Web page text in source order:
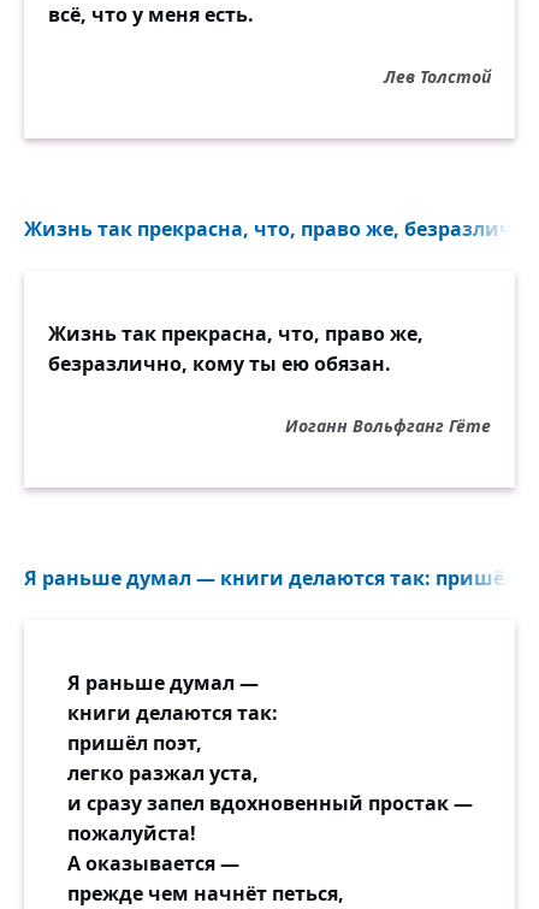
всё, что у меня есть.
Лев Толстой
Жизнь так прекрасна, что, право же,
Жизнь так прекрасна, что, право же,
безразлично, кому ты ею обязан.
Иоганн Вольфганг Гёте
Я раньше думал — книги делаются так: пришёл
Я раньше думал —
книги делаются так:
пришёл поэт,
легко разжал уста,
и сразу запел вдохновенный простак —
пожалуйста!
А оказывается —
прежде чем начнёт петься,